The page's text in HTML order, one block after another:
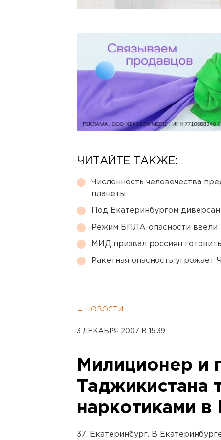
ЧИТАЙТЕ ТАКЖЕ:
Численность человечества
планеты
Под Екатеринбургом
Режим БПЛА-опасности ввели
МИД призвал россиян
Ракетная опасность угрожает
← НОВОСТИ
3 ДЕКАБРЯ 2007 В 15:39
Милиционер и
Таджикистана
наркотиками в
37. Екатеринбург. В